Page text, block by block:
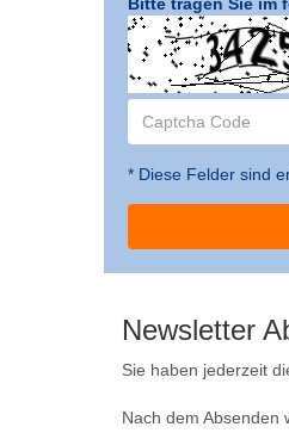
* Diese Felder sind
Newsletter
Sie haben jederzeit
Nach dem Absenden